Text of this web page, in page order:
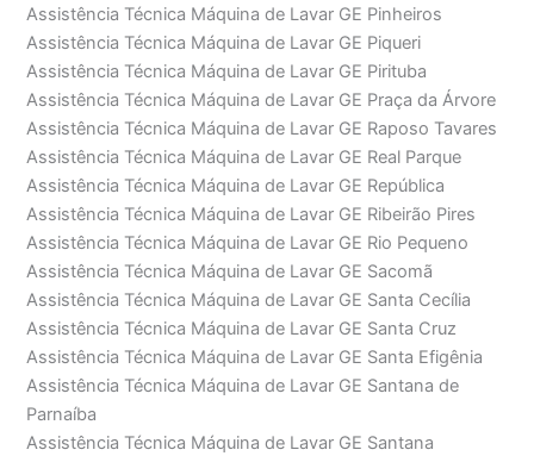
Assistência Técnica Máquina de Lavar GE Pinheiros
Assistência Técnica Máquina de Lavar GE Piqueri
Assistência Técnica Máquina de Lavar GE Pirituba
Assistência Técnica Máquina de Lavar GE Praça da Árvore
Assistência Técnica Máquina de Lavar GE Raposo Tavares
Assistência Técnica Máquina de Lavar GE Real Parque
Assistência Técnica Máquina de Lavar GE República
Assistência Técnica Máquina de Lavar GE Ribeirão Pires
Assistência Técnica Máquina de Lavar GE Rio Pequeno
Assistência Técnica Máquina de Lavar GE Sacomã
Assistência Técnica Máquina de Lavar GE Santa Cecília
Assistência Técnica Máquina de Lavar GE Santa Cruz
Assistência Técnica Máquina de Lavar GE Santa Efigênia
Assistência Técnica Máquina de Lavar GE Santana de
Parnaíba
Assistência Técnica Máquina de Lavar GE Santana